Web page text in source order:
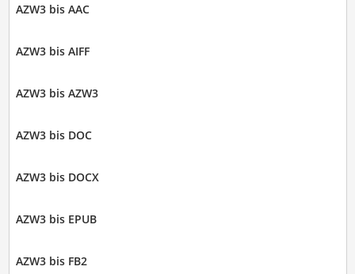
AZW3 bis AAC
AZW3 bis AIFF
AZW3 bis AZW3
AZW3 bis DOC
AZW3 bis DOCX
AZW3 bis EPUB
AZW3 bis FB2